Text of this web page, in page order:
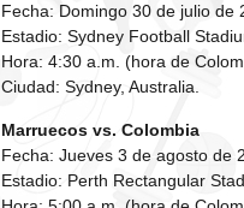
Fecha: Domingo 30 de julio de
Estadio: Sydney Football
Hora: 4:30 a.m. (hora de
Ciudad: Sydney, Australia.
Marruecos vs. Colombia
Fecha: Jueves 3 de agosto de
Estadio: Perth Rectangular